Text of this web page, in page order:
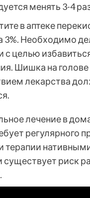
менять 3-4
в аптеке
3%. Необходимо
с целью
Шишка на
лекарства
лечение в
регулярного
терапии
существует риск